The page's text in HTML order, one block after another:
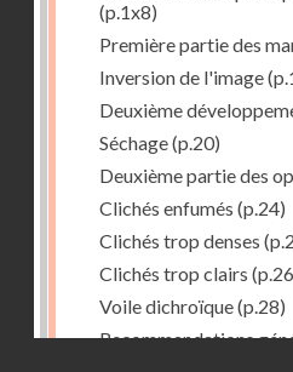
(p.1x8)
Première partie des
Inversion de l'image
Deuxième
Séchage(p.20)
Deuxième partie des
Clichés enfumés (p.24)
Clichés trop denses
Clichés trop clairs
Voile dichroïque(p.28)
Recommandations